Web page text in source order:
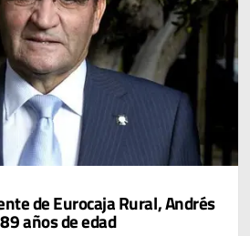
de Eurocaja Rural, Andrés
años de edad